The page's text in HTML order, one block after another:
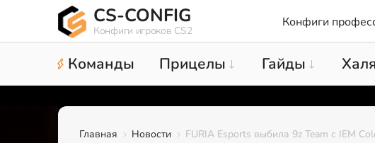
CS-CONFIG
Конфиги игроков CS2
Конфиги
Команды Прицелы Гайды
Главная Новости FURIA Esports выбила 9z Team с IEM